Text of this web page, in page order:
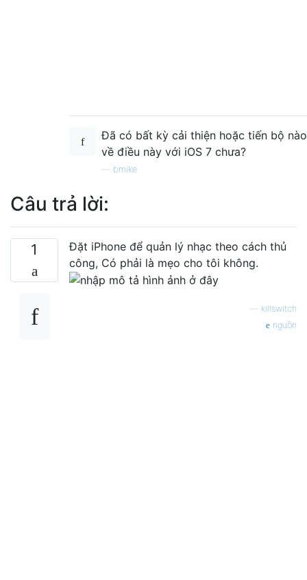
Đã có bất kỳ cải thiện hoặc tiến bộ nào
về điều này với iOS 7 chưa?
bmike
Câu trả lời:
1
Đặt iPhone để quản lý nhạc theo cách thủ
công, Có phải là mẹo cho tôi không.
killswitch
nguồn